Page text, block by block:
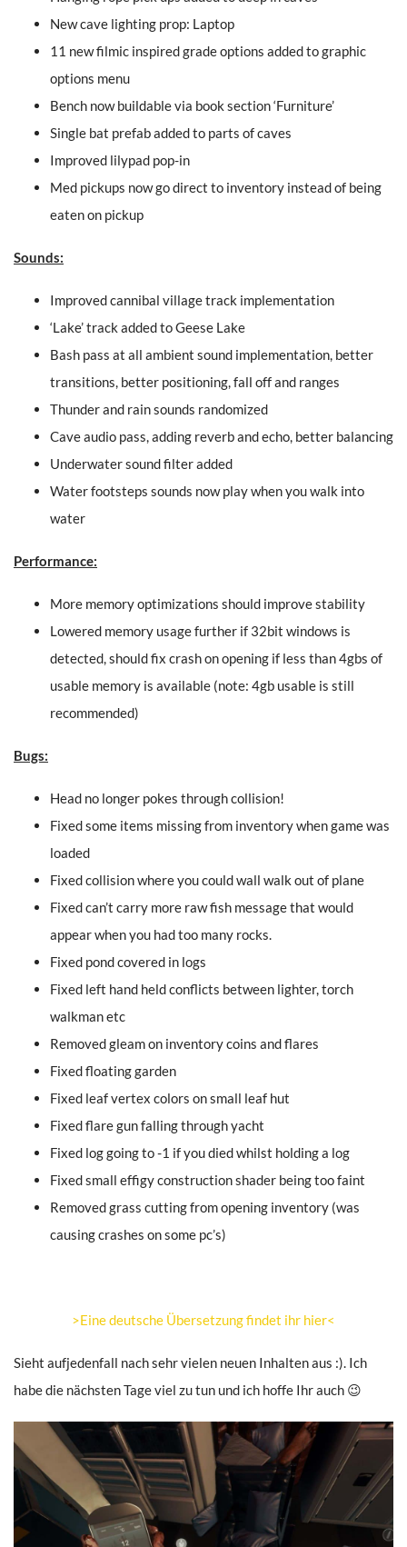
New cave lighting prop: Laptop
11 new filmic inspired grade options added to graphic
options menu
Bench now buildable via book section ‘Furniture’
Single bat prefab added to parts of caves
Improved lilypad pop-in
Med pickups now go direct to inventory instead of being
eaten on pickup
Sounds:
Improved cannibal village track implementation
‘Lake’ track added to Geese Lake
Bash pass at all ambient sound implementation, better
transitions, better positioning, fall off and ranges
Thunder and rain sounds randomized
Cave audio pass, adding reverb and echo, better balancing
Underwater sound filter added
Water footsteps sounds now play when you walk into
water
Performance:
More memory optimizations should improve stability
Lowered memory usage further if 32bit windows is
detected, should fix crash on opening if less than 4gbs of
usable memory is available (note: 4gb usable is still
recommended)
Bugs:
Head no longer pokes through collision!
Fixed some items missing from inventory when game was
loaded
Fixed collision where you could wall walk out of plane
Fixed can’t carry more raw fish message that would
appear when you had too many rocks.
Fixed pond covered in logs
Fixed left hand held conflicts between lighter, torch
walkman etc
Removed gleam on inventory coins and flares
Fixed floating garden
Fixed leaf vertex colors on small leaf hut
Fixed flare gun falling through yacht
Fixed log going to -1 if you died whilst holding a log
Fixed small effigy construction shader being too faint
Removed grass cutting from opening inventory (was
causing crashes on some pc’s)
>Eine deutsche Übersetzung findet ihr hier<
Sieht aufjedenfall nach sehr vielen neuen Inhalten aus :). Ich
habe die nächsten Tage viel zu tun und ich hoffe Ihr auch 😉